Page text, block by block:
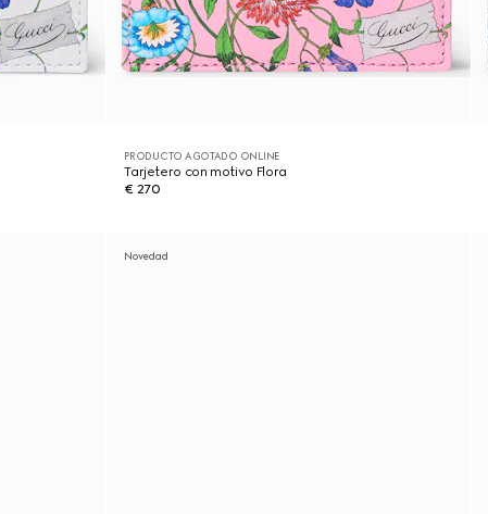
PRODUCTO AGOTADO ONLINE
Tarjetero con motivo Flora
€ 270
Novedad